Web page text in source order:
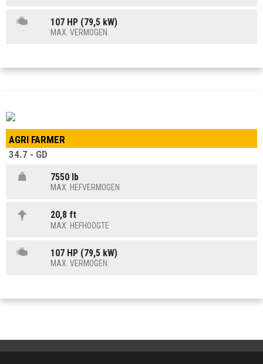
107 HP (79,5 kW)
MAX. VERMOGEN
AGRI FARMER
34.7 - GD
7550 lb
MAX. HEFVERMOGEN
20,8 ft
MAX. HEFHOOGTE
107 HP (79,5 kW)
MAX. VERMOGEN